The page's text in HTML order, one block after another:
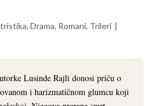
, Drama, Romani, Trileri
Lusinde Rajli donosi priču o
i harizmatičnom glumcu koji